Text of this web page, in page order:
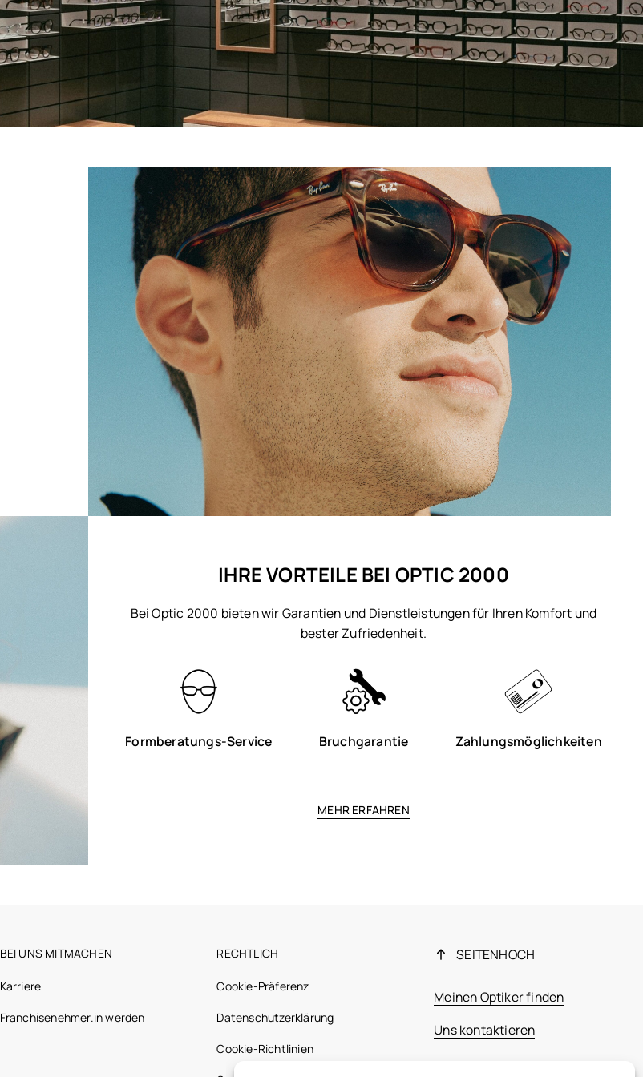
IHRE VORTEILE BEI OPTIC 2000
Bei Optic 2000 bieten wir Garantien und Dienstleistungen für Ihren Komfort und
bester Zufriedenheit.
Formberatungs-Service Bruchgarantie Zahlungsmöglichkeiten
MEHR ERFAHREN
BEI UNS MITMACHEN
Karriere
Franchisenehmer.in werden
RECHTLICH
Cookie-Präferenz
Datenschutzerklärung
Cookie-Richtlinien
SEITENHOCH
Meinen Optiker finden
Uns kontaktieren